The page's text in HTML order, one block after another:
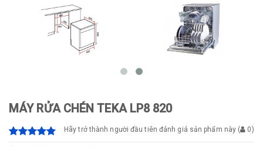
MÁY RỬA CHÉN TEKA LP8 820
Hãy trở thành người đầu tiên đánh giá sản phẩm này ( 0)